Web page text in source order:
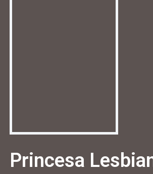
Princesa